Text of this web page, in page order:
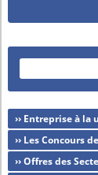
›› Entreprise à la
›› Les Concours
›› Offres des